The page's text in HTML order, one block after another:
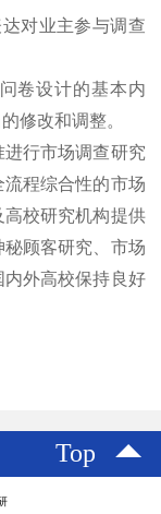
对业主参与调查
卷设计的基本内
修改和调整。
行市场调查研究
程综合性的市场
校研究机构提供
顾客研究、市场
外高校保持良好
Top